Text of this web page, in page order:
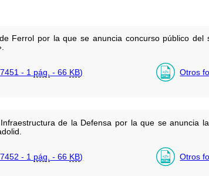
Ferrol por la que se anuncia concurso público
- 1 pág. - 66 KB) Otros
de la Defensa por la que se anuncia
- 1 pág. - 66 KB) Otros